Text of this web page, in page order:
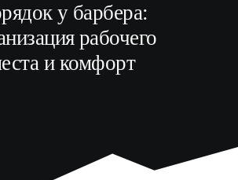
у барбера:
рабочего
и комфорт